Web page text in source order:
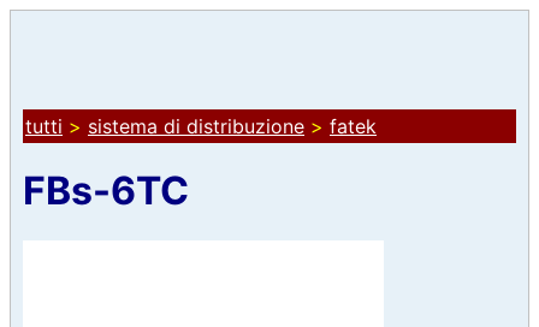
tutti > sistema di distribuzione > fatek
FBs-6TC